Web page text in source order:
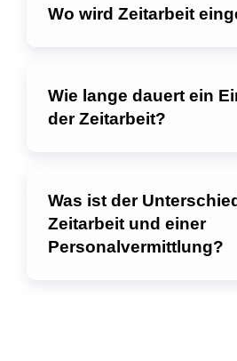
Wo wird Zeitarbeit
Wie lange dauert ein
der Zeitarbeit?
Was ist der
Zeitarbeit und einer
Personalvermittlung?